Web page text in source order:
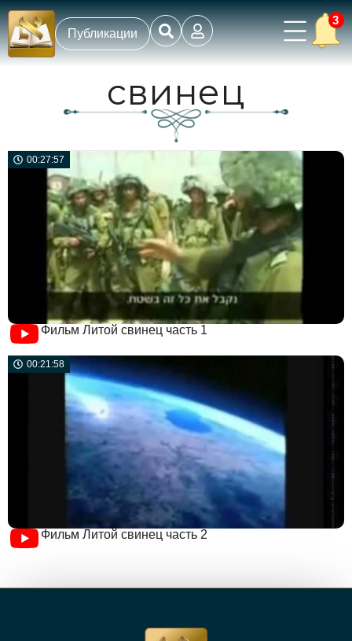
Публикации
3
свинец
00:27:57
Фильм Литой свинец часть 1
00:21:58
Фильм Литой свинец часть 2